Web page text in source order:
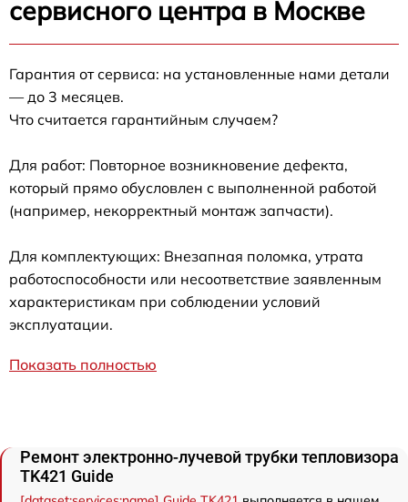
сервисного центра в Москве
Гарантия от сервиса: на установленные нами детали
— до 3 месяцев.
Что считается гарантийным случаем?
Для работ: Повторное возникновение дефекта,
который прямо обусловлен с выполненной работой
(например, некорректный монтаж запчасти).
Для комплектующих: Внезапная поломка, утрата
работоспособности или несоответствие заявленным
характеристикам при соблюдении условий
эксплуатации.
Показать полностью
Ремонт электронно-лучевой трубки тепловизора
TK421 Guide